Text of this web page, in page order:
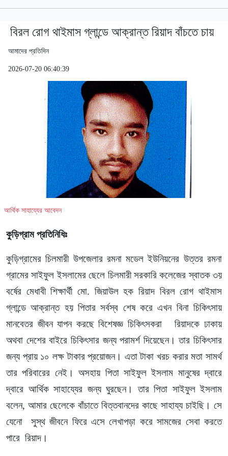
বিরল রোগ থাইমাস গ্লান্ডে আক্রান্ত রিয়াদ বাঁচতে চায়
আমাদের প্রতিদিন
2026-07-20 06:40:39
আর্থিক সাহায্যের আবেদন
কুড়িগ্রাম প্রতিনিধিঃ
কুড়িগ্রামের চিলমারী উপজেলার রমনা মডেল ইউনিয়নের উত্তর রমনা
গ্রামের সাইফুল ইসলামের ছেলে চিলমারী সরকারি কলেজের স্বাতক ৩য়
বর্ষের মেধাবী শিক্ষার্থী মো. জিয়াউল হক রিয়াদ বিরল রোগ থাইমাস
গ্লান্ডে আক্রান্ত হয় পিতার সর্বস্ব শেষ করে এখন বিনা চিকিৎসায়
মানবেতর জীবন যাপন করছে বিশেষজ্ঞ চিকিৎসকরা রিয়াদকে ঢাকায়
অথবা দেশের বাইরে চিকিৎসার জন্য পরামর্শ দিয়েছেন। তার চিকিৎসার
জন্য প্রায় ১০ লক্ষ টাকার প্রয়ােজন। এতা টাকা খরচ করার মতা সামর্থ
তার পরিবারের নেই। অসহায় পিতা সাইফুল ইসলাম মানুষের দ্বারে
দ্বারে আর্থিক সাহায্যের জন্য ঘুরছেন। তার পিতা সাইফুল ইসলাম
বলেন, আমার ছেলেকে বাঁচাতে বিত্তবানদের কাছে সাহায্য চাইছি। সে
যেনো সুস্থ জীবনে ফিরে এসে লেখাপড়া করে সামজের সেবা করতে
পারে রিয়াদ।